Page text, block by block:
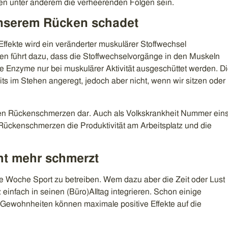
unter anderem die verheerenden Folgen sein.
Rücken schadet
wird ein veränderter muskulärer Stoffwechsel
führt dazu, dass die Stoffwechselvorgänge in den Muskeln
Enzyme nur bei muskulärer Aktivität ausgeschüttet werden.
im Stehen angeregt, jedoch aber nicht, wenn wir sitzen oder
Rückenschmerzen dar. Auch als Volkskrankheit Nummer
die Produktivität am Arbeitsplatz und die
mehr schmerzt
Woche Sport zu betreiben. Wem dazu aber die Zeit oder Lust
in seinen (Büro)Alltag integrieren. Schon einige
können maximale positive Effekte auf die